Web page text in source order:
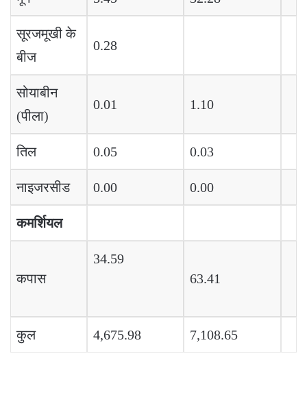
सूरजमूखी के
बीज
0.28
सोयाबीन
(पीला)
0.01 1.10
तिल 0.05 0.03
नाइजरसीड 0.00 0.00
कमर्शियल
कपास
34.59
63.41
कुल 4,675.98 7,108.65